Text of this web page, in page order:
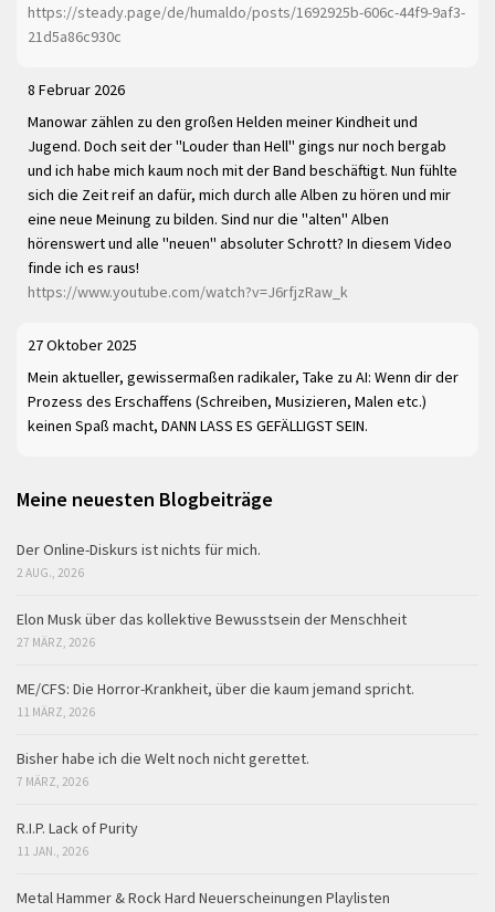
https://steady.page/de/humaldo/posts/1692925b-606c-44f9-9af3-
21d5a86c930c
8 Februar 2026
Manowar zählen zu den großen Helden meiner Kindheit und
Jugend. Doch seit der "Louder than Hell" gings nur noch bergab
und ich habe mich kaum noch mit der Band beschäftigt. Nun fühlte
sich die Zeit reif an dafür, mich durch alle Alben zu hören und mir
eine neue Meinung zu bilden. Sind nur die "alten" Alben
hörenswert und alle "neuen" absoluter Schrott? In diesem Video
finde ich es raus!
https://www.youtube.com/watch?v=J6rfjzRaw_k
27 Oktober 2025
Mein aktueller, gewissermaßen radikaler, Take zu AI: Wenn dir der
Prozess des Erschaffens (Schreiben, Musizieren, Malen etc.)
keinen Spaß macht, DANN LASS ES GEFÄLLIGST SEIN.
Meine neuesten Blogbeiträge
Der Online-Diskurs ist nichts für mich.
2 AUG., 2026
Elon Musk über das kollektive Bewusstsein der Menschheit
27 MÄRZ, 2026
ME/CFS: Die Horror-Krankheit, über die kaum jemand spricht.
11 MÄRZ, 2026
Bisher habe ich die Welt noch nicht gerettet.
7 MÄRZ, 2026
R.I.P. Lack of Purity
11 JAN., 2026
Metal Hammer & Rock Hard Neuerscheinungen Playlisten